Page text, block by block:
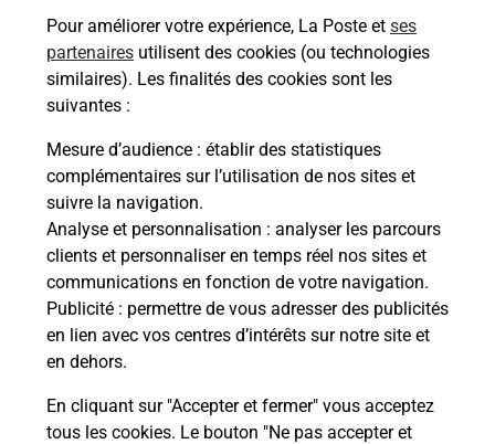
Pour améliorer votre expérience, La Poste et ses
partenaires utilisent des cookies (ou technologies
similaires). Les finalités des cookies sont les
suivantes :
Mesure d’audience : établir des statistiques
complémentaires sur l’utilisation de nos sites et
suivre la navigation.
Analyse et personnalisation : analyser les parcours
clients et personnaliser en temps réel nos sites et
communications en fonction de votre navigation.
Publicité : permettre de vous adresser des publicités
en lien avec vos centres d’intérêts sur notre site et
en dehors.
En cliquant sur "Accepter et fermer" vous acceptez
tous les cookies. Le bouton "Ne pas accepter et
La téléassistance classique avec
médaillon d’alarme qu’est ce que
c’est ?
Comment fonctionne la
téléassistance classique ?
Comment est installée la
téléassistance classique ?